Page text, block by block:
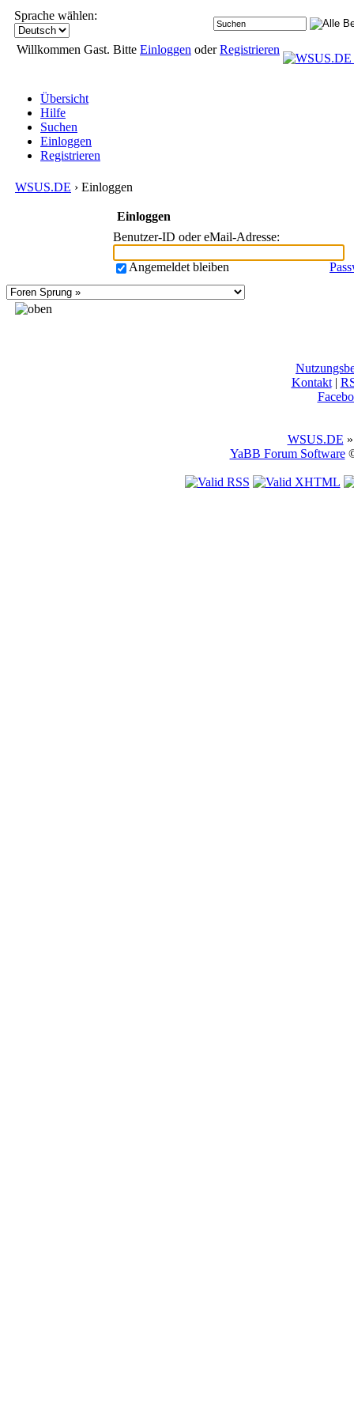
Sprache wählen:
Willkommen Gast. Bitte Einloggen oderRegistrieren
Übersicht
Hilfe
Suchen
Einloggen
Registrieren
WSUS.DE › Einloggen
Einloggen
Benutzer-ID oder eMail-Adresse:
Angemeldet bleiben
Kontakt|
WSUS.DE
YaBB Forum Software©